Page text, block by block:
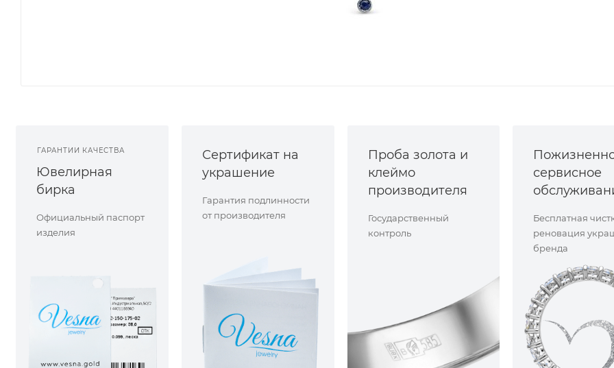
ГАРАНТИИ КАЧЕСТВА
Ювелирная
бирка
Официальный паспорт
изделия
Сертификат на
украшение
Гарантия подлинности
от производителя
Проба золота и
клеймо
производителя
Государственный
контроль
сервисное
Бесплатная
реновация
бренда